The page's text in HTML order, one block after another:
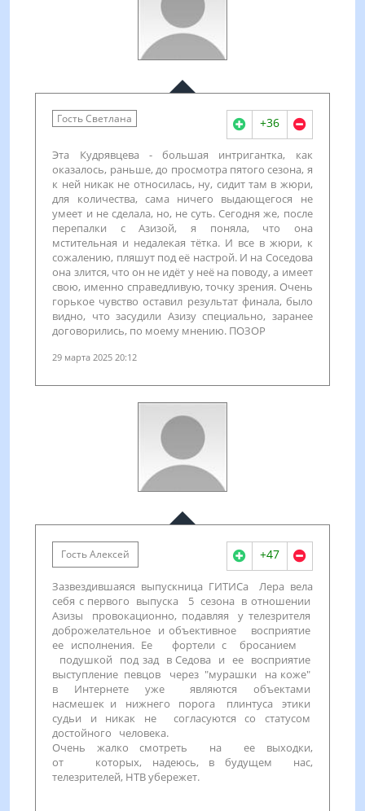
Гость Светлана +36
Эта Кудрявцева - большая интригантка, как
оказалось, раньше, до просмотра пятого сезона, я
к ней никак не относилась, ну, сидит там в жюри,
для количества, сама ничего выдающегося не
умеет и не сделала, но, не суть. Сегодня же, после
перепалки с Азизой, я поняла, что она
мстительная и недалекая тётка. И все в жюри, к
сожалению, пляшут под её настрой. И на Соседова
она злится, что он не идёт у неё на поводу, а имеет
свою, именно справедливую, точку зрения. Очень
горькое чувство оставил результат финала, было
видно, что засудили Азизу специально, заранее
договорились, по моему мнению. ПОЗОР
29 марта 2025 20:12
Гость Алексей +47
Зазвездившаяся выпускница ГИТИСа Лера вела
себя с первого выпуска 5 сезона в отношении
Азизы провокационно, подавляя у телезрителя
доброжелательное и объективное восприятие
ее исполнения. Ее фортели с бросанием
подушкой под зад в Седова и ее восприятие
выступление певцов через "мурашки на коже"
в Интернете уже являются объектами
насмешек и нижнего порога плинтуса этики
судьи и никак не согласуются со статусом
достойного человека.
Очень жалко смотреть на ее выходки,
от которых, надеюсь, в будущем нас,
телезрителей, НТВ убережет.